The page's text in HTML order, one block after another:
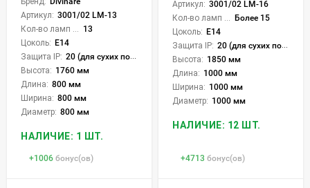
Артикул: 3001/02 LM-13
13
Цоколь: E14
Защита IP: 20 (для сухих пом.)
Высота: 1760 мм
Длина: 800 мм
Ширина: 800 мм
Диаметр: 800 мм
НАЛИЧИЕ: 1 ШТ.
+1006 бонус(ов)
Артикул: 3001/02 LM-16
Более 15
Цоколь: E14
Защита IP: 20 (для сухих пом.)
Высота: 1850 мм
Длина: 1000 мм
Ширина: 1000 мм
Диаметр: 1000 мм
НАЛИЧИЕ: 12 ШТ.
+4713 бонус(ов)